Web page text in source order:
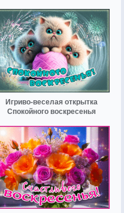
Игриво-веселая открытка
Спокойного воскресенья